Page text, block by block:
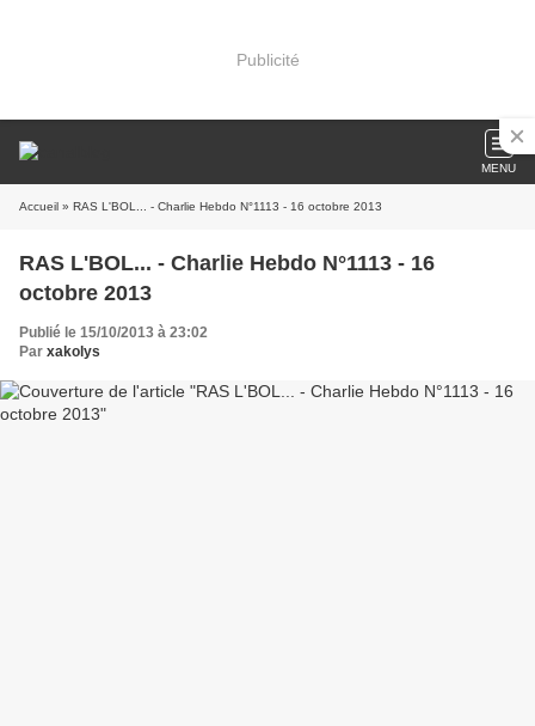
Publicité
MENU
Accueil » RAS L'BOL... - Charlie Hebdo N°1113 - 16 octobre 2013
RAS L'BOL... - Charlie Hebdo N°1113 - 16
octobre 2013
Publié le 15/10/2013 à 23:02
Par xakolys